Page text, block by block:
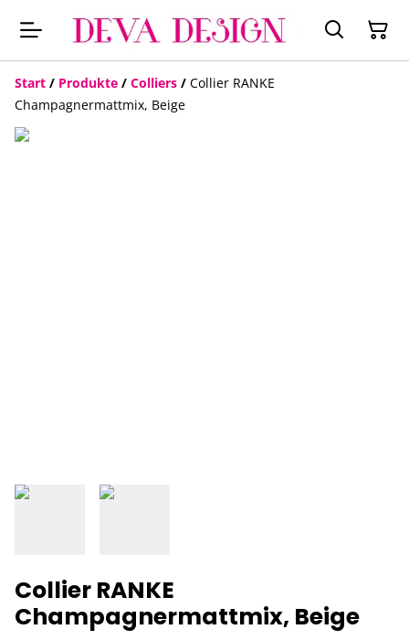
Start / Produkte / Colliers / Collier RANKE
Champagnermattmix, Beige
Collier RANKE
Champagnermattmix, Beige